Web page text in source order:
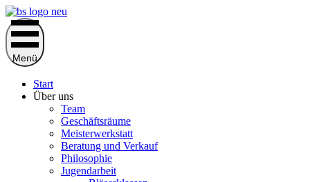
Zum
Inhalt
springen
Menü
Start
Über uns
Team
Geschäftsräume
Meisterwerkstatt
Beratung und Verkauf
Philosophie
Jugendarbeit